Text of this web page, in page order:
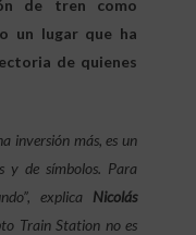
de tren como
un lugar que ha
de quienes
inversión más, es un
y de símbolos. Para
explica Nicolás
Train Station no es